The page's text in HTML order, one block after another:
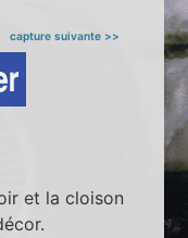
capture suivante >>
et la cloison